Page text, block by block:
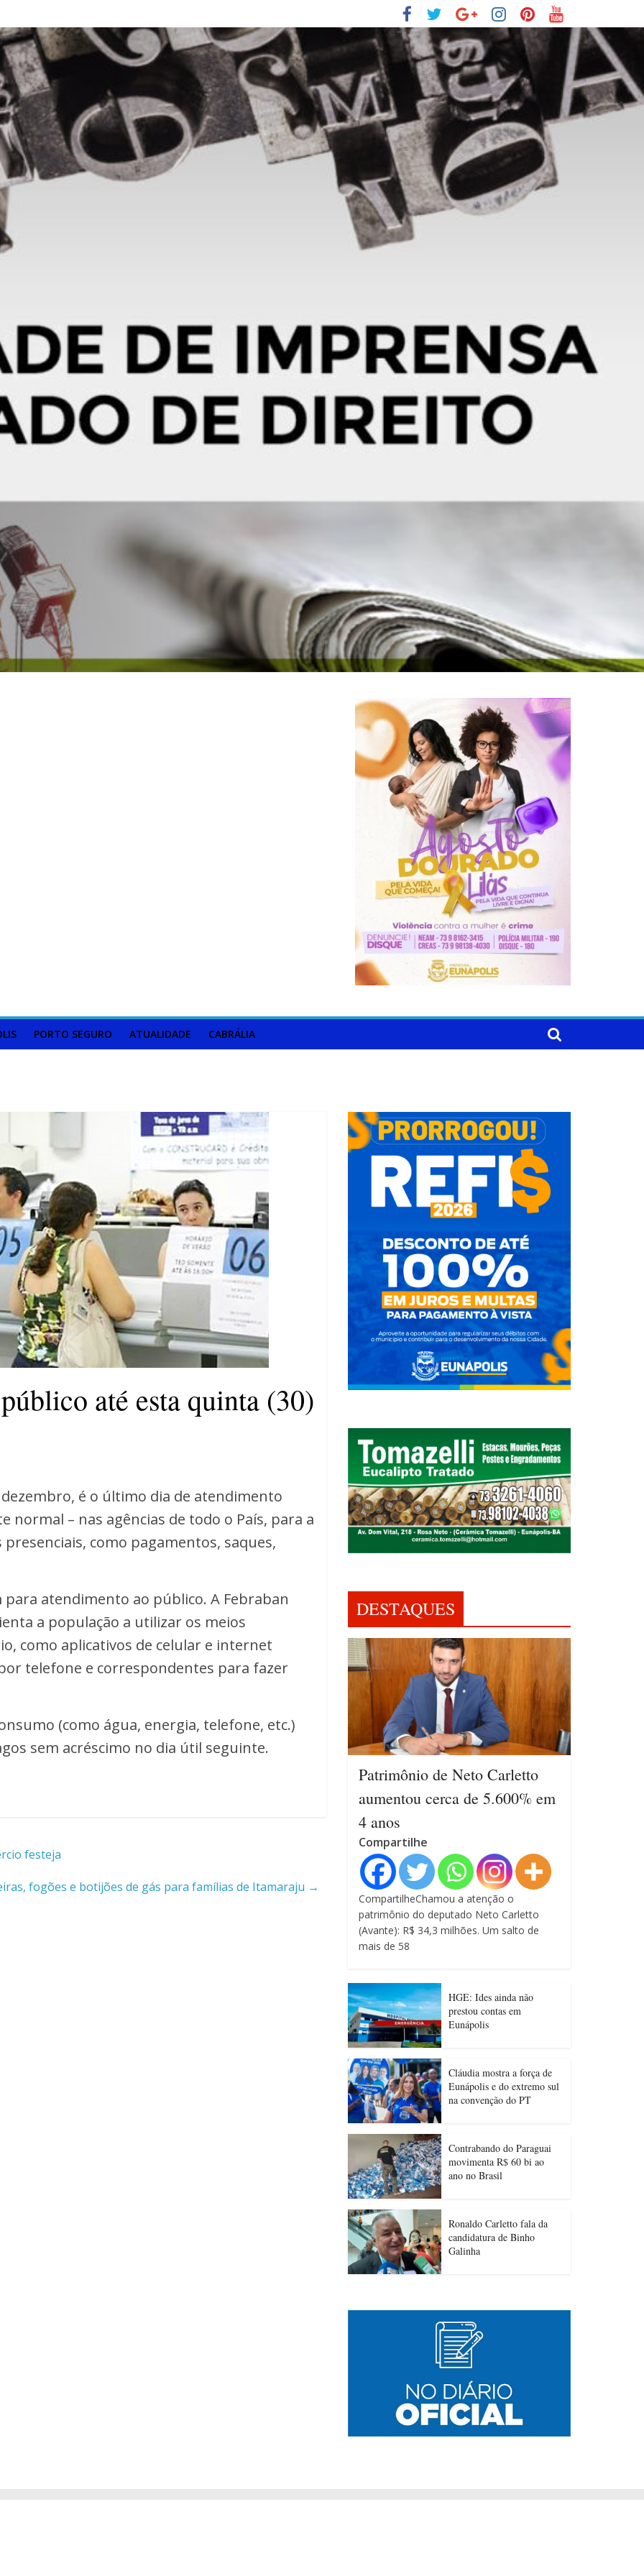
PORTO SEGURO ATUALIDADE CABRÁLIA
até esta quinta (30)
é o último dia de atendimento
normal – nas agências de todo o País, para a
como pagamentos, saques,
para atendimento ao público. A Febraban
a população a utilizar os meios
como aplicativos de celular e internet
telefone e correspondentes para fazer
(como água, energia, telefone, etc.)
sem acréscimo no dia útil seguinte.
festeja
fogões e botijões de gás para famílias de Itamaraju →
DESTAQUES
Patrimônio de Neto Carletto
aumentou cerca de 5.600% em
4 anos
Compartilhe
CompartilheChamou a atenção o
patrimônio do deputado Neto Carletto
(Avante): R$ 34,3 milhões. Um salto de
mais de 58
HGE: Ides ainda não
prestou contas em
Eunápolis
Cláudia mostra a força de
Eunápolis e do extremo sul
na convenção do PT
Contrabando do Paraguai
movimenta R$ 60 bi ao
ano no Brasil
Ronaldo Carletto fala da
candidatura de Binho
Galinha